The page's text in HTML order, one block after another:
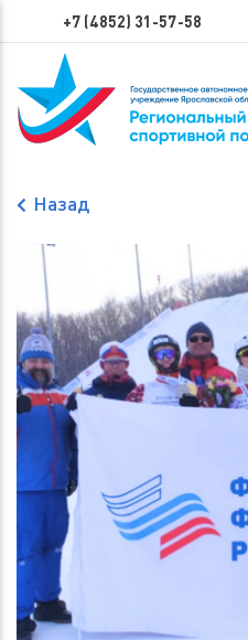
+7 (4852) 31-57-58
Назад